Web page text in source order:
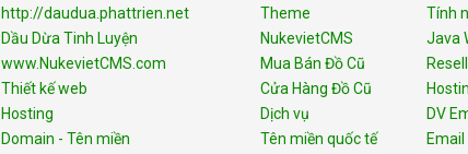
http://daudua.phattrien.net
Dầu Dừa Tinh Luyện
www.NukevietCMS.com
Thiết kế web
Hosting
Domain - Tên miền
Theme
NukevietCMS
Mua Bán Đồ Cũ
Cửa Hàng Đồ Cũ
Dịch vụ
Tên miền quốc tế
Tính
Java
DV